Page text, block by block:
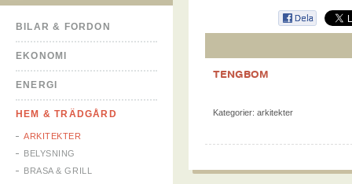
BILAR & FORDON
EKONOMI
ENERGI
HEM & TRÄDGÅRD
ARKITEKTER
BELYSNING
BRASA & GRILL
TENGBOM
Kategorier: arkitekter